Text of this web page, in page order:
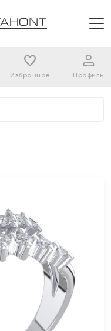
Избранное Профиль